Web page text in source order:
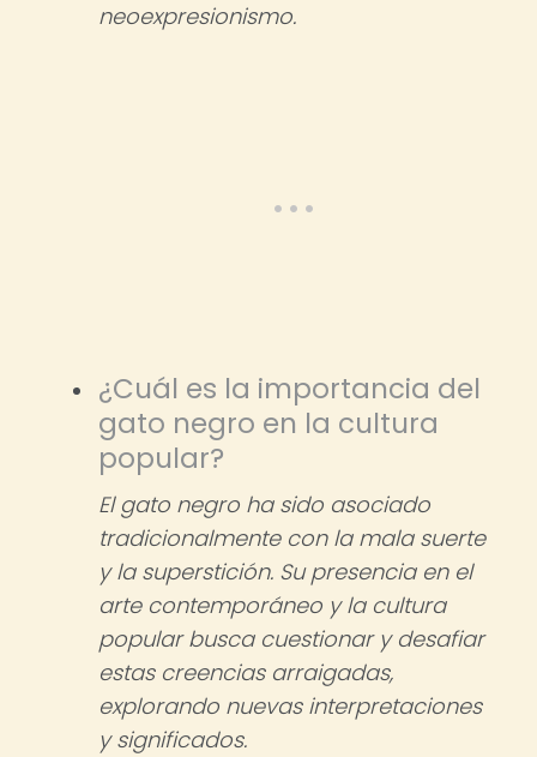
neoexpresionismo.
¿Cuál es la importancia del
gato negro en la cultura
popular?
El gato negro ha sido asociado
tradicionalmente con la mala suerte
y la superstición. Su presencia en el
arte contemporáneo y la cultura
popular busca cuestionar y desafiar
estas creencias arraigadas,
explorando nuevas interpretaciones
y significados.